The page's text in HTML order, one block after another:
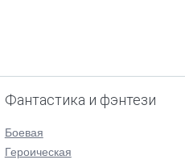
Фантастика и фэнтези
Боевая
Героическая